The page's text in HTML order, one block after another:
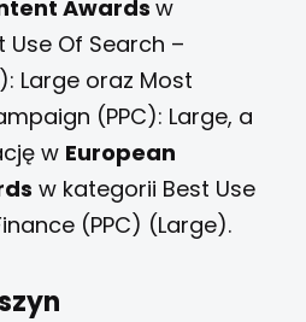
Awardsw
Use Of Search –
Large oraz Most
(PPC): Large, a
w European
w kategorii Best Use
(PPC) (Large).